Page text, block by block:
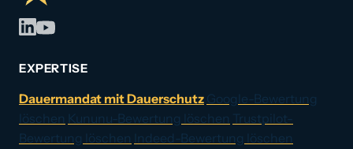
EXPERTISE
Dauermandat mit Dauerschutz Google-Bewertung
löschen Kununu-Bewertung löschen Trustpilot-
Bewertung löschen Indeed-Bewertung löschen